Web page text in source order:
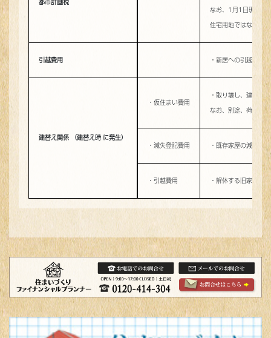
なお、1月1日現在で
住宅用地ではなく、
引越費用 ・新居への引越代
建替え関係 （建替え時 に発生）
・仮住まい費用
・取り壊し、建設期
なお、別途、荷物保
・減失登記費用 ・既存家屋の減失登
・引越費用 ・解体する旧家屋か